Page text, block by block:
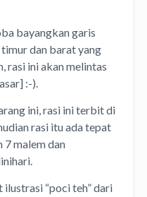
bayangkan garis
dan barat yang
rasi ini akan melintas
:-).
ini, rasi ini terbit di
rasi itu ada tepat
malem dan
“poci teh” dari